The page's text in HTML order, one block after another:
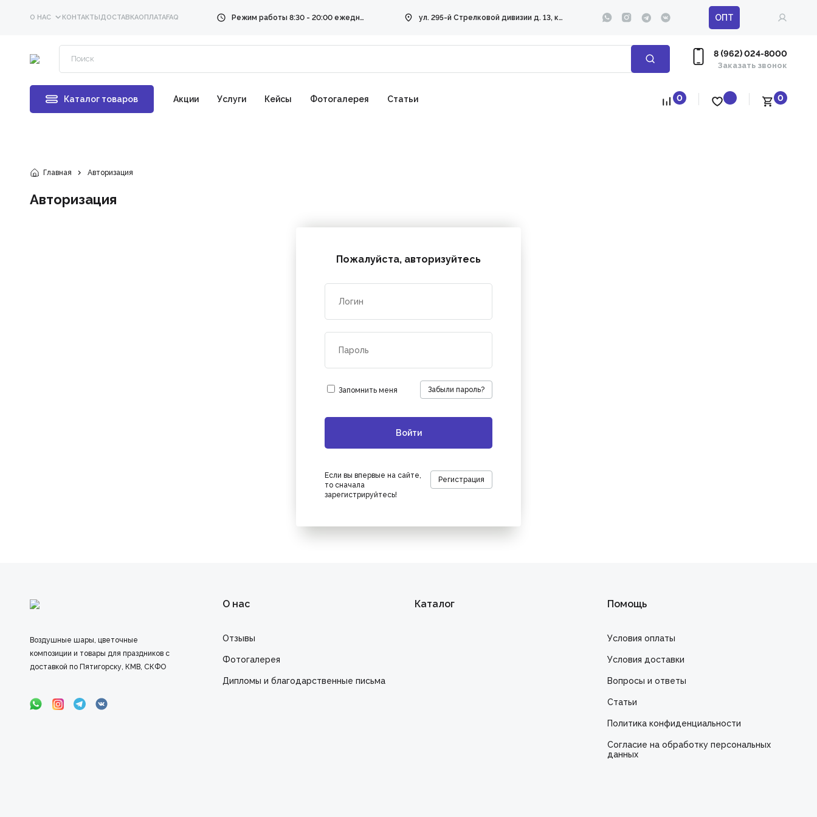
О НАС КОНТАКТЫДОСТАВКАОПЛАТАFAQ Режим работы 8:30 - 20:00 ежедневно ул. 295-й Стрелковой дивизии д. 13, корп. 1 ОПТ
8 (962) 024-8000
Заказать звонок
Каталог товаров Акции Услуги Кейсы Фотогалерея Статьи 0 0
Главная Авторизация
Авторизация
Пожалуйста, авторизуйтесь
Запомнить меня Забыли пароль?
Если вы впервые на сайте,
то сначала
зарегистрируйтесь!
Регистрация
Воздушные шары, цветочные
композиции и товары для праздников с
доставкой по Пятигорску, КМВ, СКФО
О нас
Отзывы
Фотогалерея
Дипломы и благодарственные письма
Каталог Помощь
Условия оплаты
Условия доставки
Вопросы и ответы
Статьи
Политика конфиденциальности
Cогласие на обработку персональных
данных